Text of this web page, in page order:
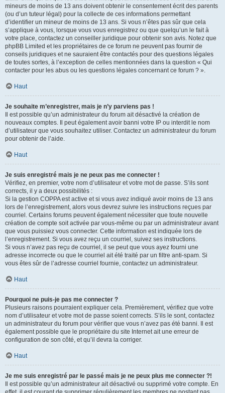
mineurs de moins de 13 ans doivent obtenir le consentement écrit des parents
(ou d’un tuteur légal) pour la collecte de ces informations permettant
d’identifier un mineur de moins de 13 ans. Si vous n’êtes pas sûr que cela
s’applique à vous, lorsque vous vous enregistrez ou que quelqu’un le fait à
votre place, contactez un conseiller juridique pour obtenir son avis. Notez que
phpBB Limited et les propriétaires de ce forum ne peuvent pas fournir de
conseils juridiques et ne sauraient être contactés pour des questions légales
de toutes sortes, à l’exception de celles mentionnées dans la question « Qui
contacter pour les abus ou les questions légales concernant ce forum ? ».
Haut
Je souhaite m’enregistrer, mais je n’y parviens pas !
Il est possible qu’un administrateur du forum ait désactivé la création de
nouveaux comptes. Il peut également avoir banni votre IP ou interdit le nom
d’utilisateur que vous souhaitez utiliser. Contactez un administrateur du forum
pour obtenir de l’aide.
Haut
Je suis enregistré mais je ne peux pas me connecter !
Vérifiez, en premier, votre nom d’utilisateur et votre mot de passe. S’ils sont
corrects, il y a deux possibilités :
Si la gestion COPPA est active et si vous avez indiqué avoir moins de 13 ans
lors de l’enregistrement, alors vous devrez suivre les instructions reçues par
courriel. Certains forums peuvent également nécessiter que toute nouvelle
création de compte soit activée par vous-même ou par un administrateur avant
que vous puissiez vous connecter. Cette information est indiquée lors de
l’enregistrement. Si vous avez reçu un courriel, suivez ses instructions.
Si vous n’avez pas reçu de courriel, il se peut que vous ayez fourni une
adresse incorrecte ou que le courriel ait été traité par un filtre anti-spam. Si
vous êtes sûr de l’adresse courriel fournie, contactez un administrateur.
Haut
Pourquoi ne puis-je pas me connecter ?
Plusieurs raisons pourraient expliquer cela. Premièrement, vérifiez que votre
nom d’utilisateur et votre mot de passe soient corrects. S’ils le sont, contactez
un administrateur du forum pour vérifier que vous n’avez pas été banni. Il est
également possible que le propriétaire du site Internet ait une erreur de
configuration de son côté, et qu’il devra la corriger.
Haut
Je me suis enregistré par le passé mais je ne peux plus me connecter ?!
Il est possible qu’un administrateur ait désactivé ou supprimé votre compte. En